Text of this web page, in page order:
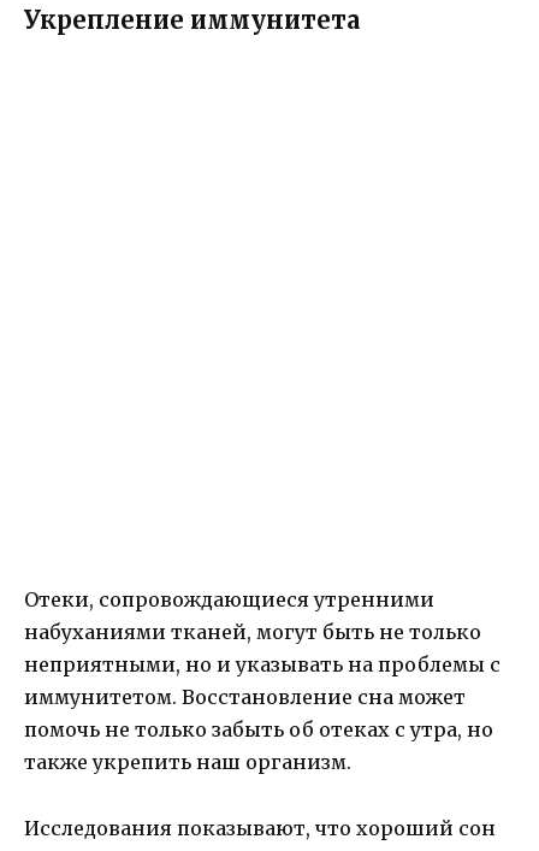
Укрепление иммунитета
Отеки, сопровождающиеся утренними
набуханиями тканей, могут быть не только
неприятными, но и указывать на проблемы с
иммунитетом. Восстановление сна может
помочь не только забыть об отеках с утра, но
также укрепить наш организм.
Исследования показывают, что хороший сон